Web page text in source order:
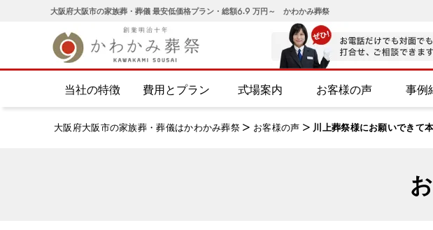
大阪府大阪市の家族葬・葬儀 最安低価格プラン・総額6.9 万円～ かわかみ葬祭
当社の特徴 費用とプラン 式場案内 お客様の声 事例
大阪府大阪市の家族葬・葬儀はかわかみ葬祭 > お客様の声 > 川上葬祭様にお願いできて